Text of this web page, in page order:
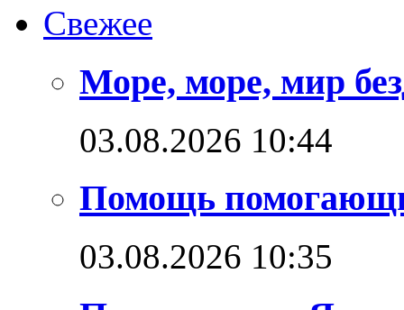
Свежее
Море, море, мир
03.08.2026 10:44
Помощь
03.08.2026 10:35